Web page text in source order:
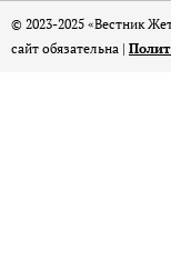
© 2023-2025 «Вестник
сайт обязательна |